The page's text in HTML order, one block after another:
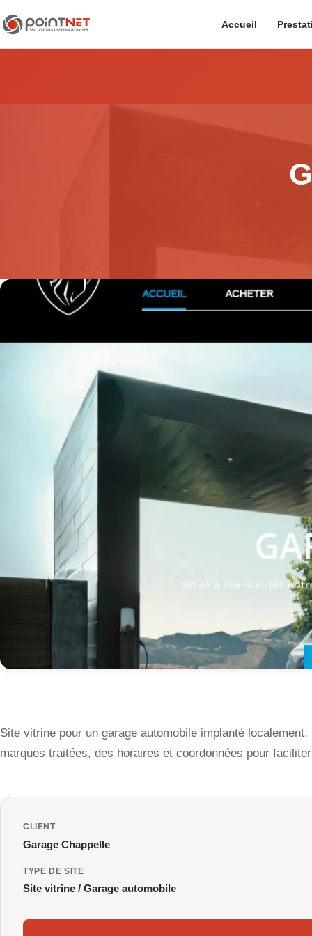
Accueil
Site vitrine pour un garage automobile implanté
marques traitées, des horaires et coordonnées pour
CLIENT
Garage Chappelle
TYPE DE SITE
Site vitrine / Garage automobile